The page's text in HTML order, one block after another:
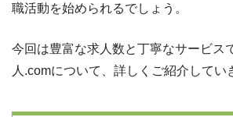
職活動を始められるでしょう。
今回は豊富な求人数と丁寧なサービス
人.comについて、詳しくご紹介してい